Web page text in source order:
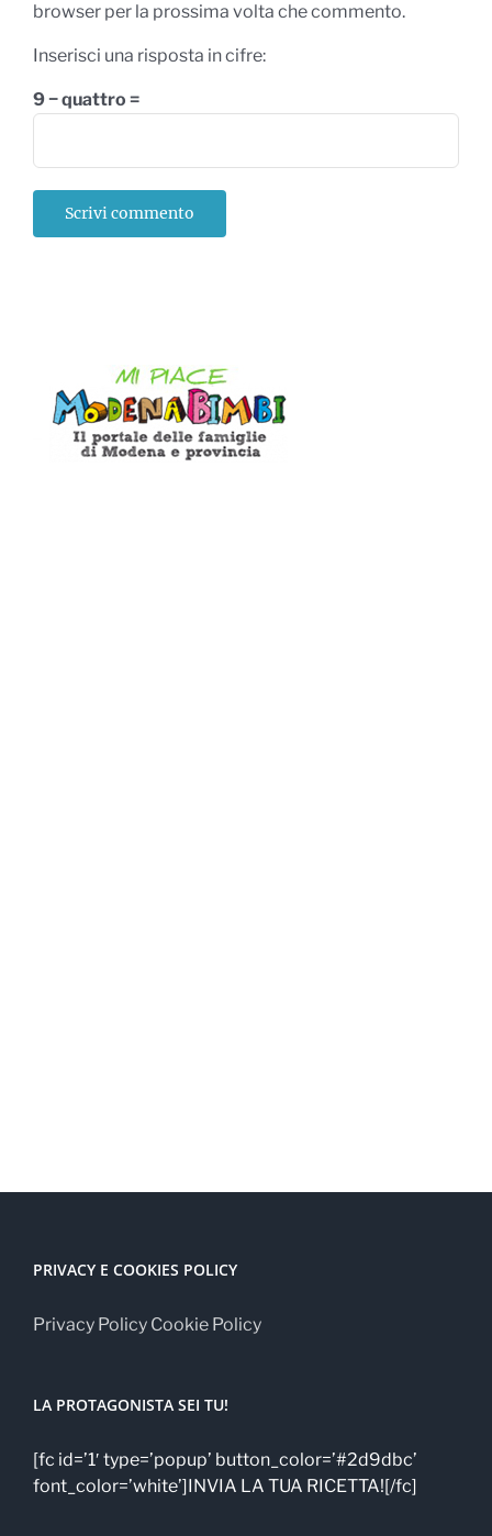
browser per la prossima volta che commento.
Inserisci una risposta in cifre:
9 − quattro =
PRIVACY E COOKIES POLICY
Privacy Policy Cookie Policy
LA PROTAGONISTA SEI TU!
[fc id=’1′ type=’popup’ button_color=’#2d9dbc’
font_color=’white’]INVIA LA TUA RICETTA![/fc]